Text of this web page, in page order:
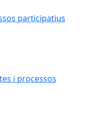
participatius
i processos